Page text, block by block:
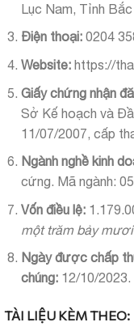
Lục Nam, Tỉnh
Điện thoại: 0204
Website: https://
Giấy chứng nhận
Sở Kế hoạch và
11/07/2007, cấp
Ngành nghề kinh
cứng. Mã ngành:
Vốn điều lệ:
một trăm bảy
Ngàyđược chấp
chúng: 12/10/2023.
TÀI LIỆU KÈM THEO: